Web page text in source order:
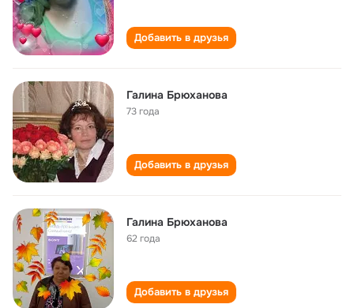
Добавить в друзья
Галина Брюханова
73 года
Добавить в друзья
Галина Брюханова
62 года
Добавить в друзья